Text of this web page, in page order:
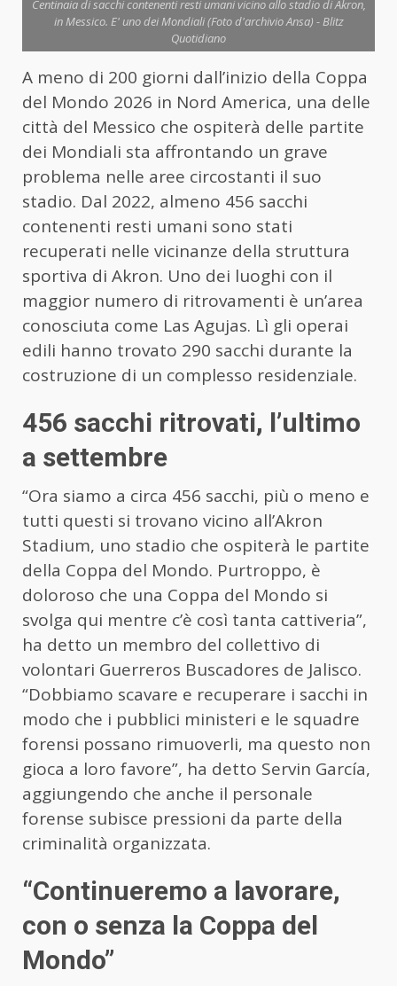
Centinaia di sacchi contenenti resti umani vicino allo stadio di Akron,
in Messico. E' uno dei Mondiali (Foto d'archivio Ansa) - Blitz
Quotidiano
A meno di 200 giorni dall’inizio della Coppa
del Mondo 2026 in Nord America, una delle
città del Messico che ospiterà delle partite
dei Mondiali sta affrontando un grave
problema nelle aree circostanti il ​​suo
stadio. Dal 2022, almeno 456 sacchi
contenenti resti umani sono stati
recuperati nelle vicinanze della struttura
sportiva di Akron. Uno dei luoghi con il
maggior numero di ritrovamenti è un’area
conosciuta come Las Agujas. Lì gli operai
edili hanno trovato 290 sacchi durante la
costruzione di un complesso residenziale.
456 sacchi ritrovati, l’ultimo
a settembre
“Ora siamo a circa 456 sacchi, più o meno e
tutti questi si trovano vicino all’Akron
Stadium, uno stadio che ospiterà le partite
della Coppa del Mondo. Purtroppo, è
doloroso che una Coppa del Mondo si
svolga qui mentre c’è così tanta cattiveria”,
ha detto un membro del collettivo di
volontari Guerreros Buscadores de Jalisco.
“Dobbiamo scavare e recuperare i sacchi in
modo che i pubblici ministeri e le squadre
forensi possano rimuoverli, ma questo non
gioca a loro favore”, ha detto Servin García,
aggiungendo che anche il personale
forense subisce pressioni da parte della
criminalità organizzata.
“Continueremo a lavorare,
con o senza la Coppa del
Mondo”